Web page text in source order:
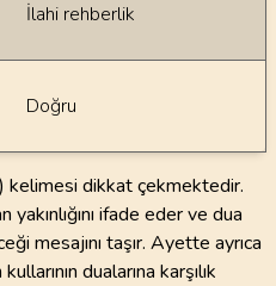
İlahi rehberlik
Doğru
ifade eder ve dua
mesajını taşır. Ayette ayrıca